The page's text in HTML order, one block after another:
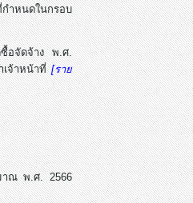
ำหนดในกรอบ
ซื้อจัดจ้าง พ.ศ.
เจ้าหน้าที่[ราย
าณ พ.ศ. 2566